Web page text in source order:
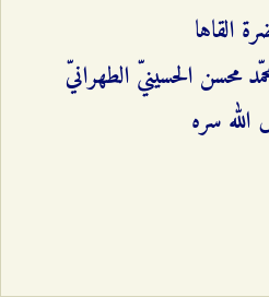
القاها
محسن الحسينيّ الطهرانيّ
سره